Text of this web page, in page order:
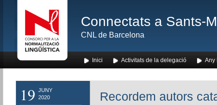
Connectats a Sants-
CNL de Barcelona
Inici Activitats de la delegació Any
19 JUNY
2020
Recordem autors